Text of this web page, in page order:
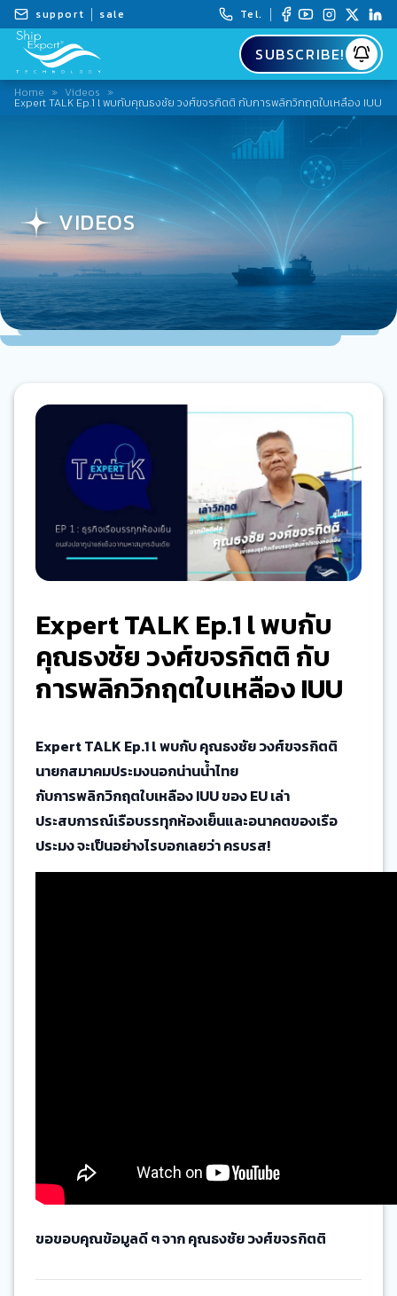
support sale Tel.
SUBSCRIBE!
Home » Videos »
Expert TALK Ep.1 l พบกับคุณธงชัย วงศ์ขจรกิตติ กับการพลิกวิกฤตใบเหลือง IUU
VIDEOS
Expert TALK Ep.1 l พบกับ
คุณธงชัย วงศ์ขจรกิตติ กับ
การพลิกวิกฤตใบเหลือง IUU
Expert TALK Ep.1 l พบกับ คุณธงชัย วงศ์ขจรกิตติ
นายกสมาคมประมงนอกน่านน้ำไทย
กับการพลิกวิกฤตใบเหลือง IUU ของ EU เล่า
ประสบการณ์เรือบรรทุกห้องเย็นและอนาคตของเรือ
ประมง จะเป็นอย่างไรบอกเลยว่า ครบรส!
ขอขอบคุณข้อมูลดี ๆ จาก คุณธงชัย วงศ์ขจรกิตติ